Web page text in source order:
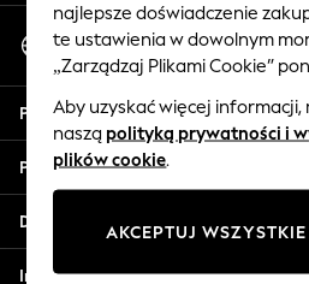
All Beachwear
Bags & Accessories
Beach Dresses & Kaftans
Dresses
Flip Flops
Sliders
Jumpsuits & Playsuits
Sandals
Shorts
Wybierz Język
Polski
Pomoc
Prywatność i zasady prawne
Działy
Inne usługi
najlepsze doświadczenie
te ustawienia w dowolnym
„Zarządzaj Plikami Cookie”
Aby uzyskać więcej informacji,
naszą polityką prywatności i
plików cookie.
AKCEPTUJ